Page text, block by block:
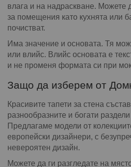
влага и на надраскване. Можете
за помещения като кухнята или
почистват.
Има значение и основата. Тя
или влийс. Влийс основата е
и не променя формата си при
Защо да изберем от
Красивите тапети за стена
разнообразните и богати
Предлагаме модели от
европейски дизайнери, с
невероятен дизайн.
Можете да ги разгледате на